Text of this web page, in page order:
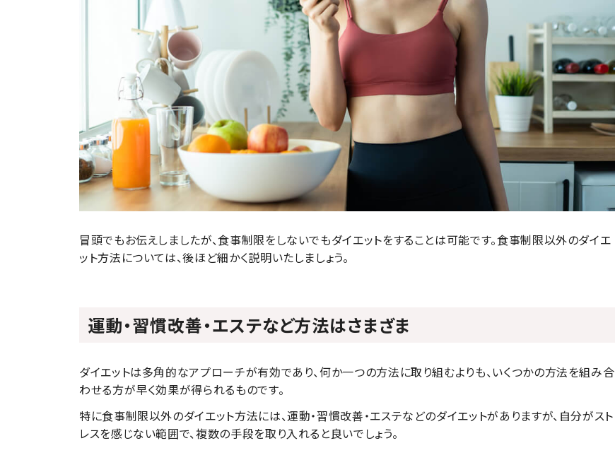
冒頭でもお伝えしましたが、食事制限をしないでもダイエットをすることは可能です。食事制限以外のダイエ
ット方法については、後ほど細かく説明いたしましょう。
運動・習慣改善・エステなど方法はさまざま
ダイエットは多角的なアプローチが有効であり、何か一つの方法に取り組むよりも、いくつかの方法を組み合
わせる方が早く効果が得られるものです。
特に食事制限以外のダイエット方法には、運動・習慣改善・エステなどのダイエットがありますが、自分がスト
レスを感じない範囲で、複数の手段を取り入れると良いでしょう。